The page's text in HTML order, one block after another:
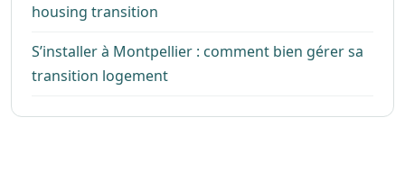
housing transition
S’installer à Montpellier : comment bien gérer sa
transition logement